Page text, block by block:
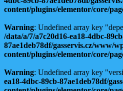
content/plugins/elementor/core/
Warning: Undefined array key
/data/a/7/a7c20d16-ea18-4dbc-
87ae1deb78df/gasservis.cz/www/
content/plugins/elementor/core/
Warning: Undefined array key
ea18-4dbc-89cb-87ae1deb78df/